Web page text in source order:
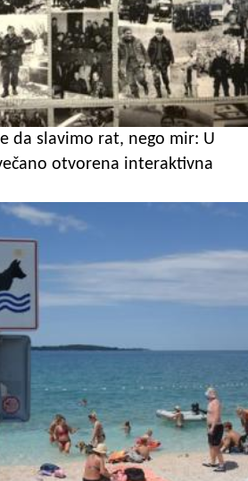
da slavimo rat, nego mir: U
otvorena interaktivna